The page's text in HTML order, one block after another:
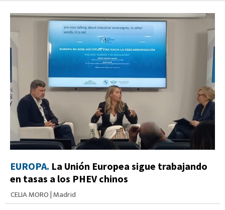
EUROPA. La Unión Europea sigue trabajando
en tasas a los PHEV chinos
CELIA MORO|Madrid